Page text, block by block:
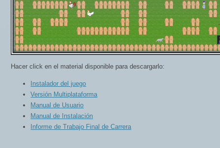
Hacer click en el material disponible para descargarlo:
Instalador del juego
Versión Multiplataforma
Manual de Usuario
Manual de Instalación
Informe de Trabajo Final de Carrera